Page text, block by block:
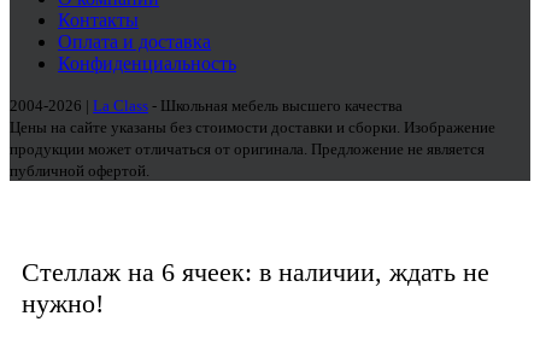
Контакты
Оплата и доставка
Конфиденциальность
2004-2026 | La Class - Школьная мебель высшего качества
Цены на сайте указаны без стоимости доставки и сборки. Изображение
продукции может отличаться от оригинала. Предложение не является
публичной офертой.
Стеллаж на 6 ячеек: в наличии, ждать не
нужно!